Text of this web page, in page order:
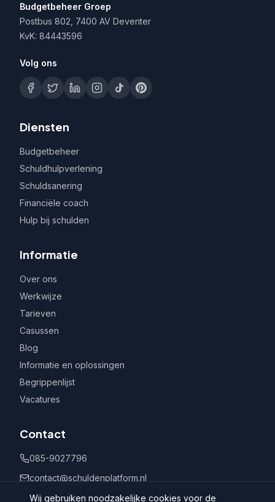
Budgetbeheer Groep
Postbus 802, 7400 AV Deventer
KvK: 84443596
Volg ons
Diensten
Budgetbeheer
Schuldhulpverlening
Schuldsanering
Financiële coach
Hulp bij schulden
Informatie
Over ons
Werkwijze
Tarieven
Casussen
Blog
Informatie en oplossingen
Begrippenlijst
Vacatures
Contact
085-9027796
contact@schuldenplatform.nl
Postbus 802, 7400 AV Deventer
Wij gebruiken noodzakelijke cookies voor de